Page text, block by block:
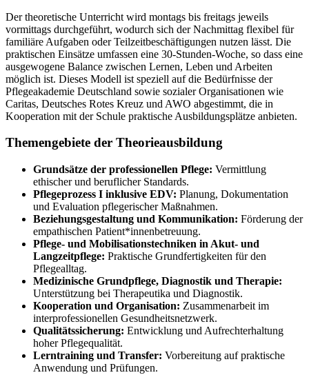
Der theoretische Unterricht wird montags bis freitags jeweils
vormittags durchgeführt, wodurch sich der Nachmittag flexibel für
familiäre Aufgaben oder Teilzeitbeschäftigungen nutzen lässt. Die
praktischen Einsätze umfassen eine 30-Stunden-Woche, so dass eine
ausgewogene Balance zwischen Lernen, Leben und Arbeiten
möglich ist. Dieses Modell ist speziell auf die Bedürfnisse der
Pflegeakademie Deutschland sowie sozialer Organisationen wie
Caritas, Deutsches Rotes Kreuz und AWO abgestimmt, die in
Kooperation mit der Schule praktische Ausbildungsplätze anbieten.
Themengebiete der Theorieausbildung
Grundsätze der professionellen Pflege: Vermittlung
ethischer und beruflicher Standards.
Pflegeprozess I inklusive EDV: Planung, Dokumentation
und Evaluation pflegerischer Maßnahmen.
Beziehungsgestaltung und Kommunikation: Förderung der
empathischen Patient*innenbetreuung.
Pflege- und Mobilisationstechniken in Akut- und
Langzeitpflege: Praktische Grundfertigkeiten für den
Pflegealltag.
Medizinische Grundpflege, Diagnostik und Therapie:
Unterstützung bei Therapeutika und Diagnostik.
Kooperation und Organisation: Zusammenarbeit im
interprofessionellen Gesundheitsnetzwerk.
Qualitätssicherung: Entwicklung und Aufrechterhaltung
hoher Pflegequalität.
Lerntraining und Transfer: Vorbereitung auf praktische
Anwendung und Prüfungen.